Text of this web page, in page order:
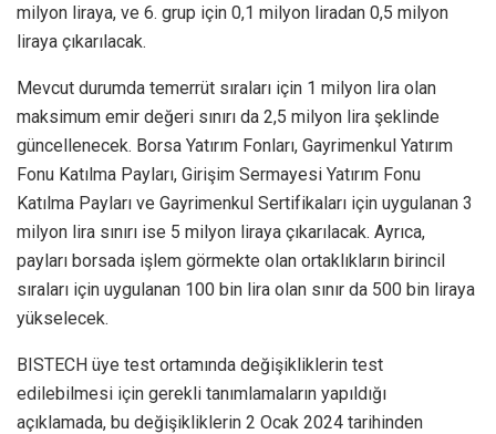
milyon liraya, ve 6. grup için 0,1 milyon liradan 0,5 milyon
liraya çıkarılacak.
Mevcut durumda temerrüt sıraları için 1 milyon lira olan
maksimum emir değeri sınırı da 2,5 milyon lira şeklinde
güncellenecek. Borsa Yatırım Fonları, Gayrimenkul Yatırım
Fonu Katılma Payları, Girişim Sermayesi Yatırım Fonu
Katılma Payları ve Gayrimenkul Sertifikaları için uygulanan 3
milyon lira sınırı ise 5 milyon liraya çıkarılacak. Ayrıca,
payları borsada işlem görmekte olan ortaklıkların birincil
sıraları için uygulanan 100 bin lira olan sınır da 500 bin liraya
yükselecek.
BISTECH üye test ortamında değişikliklerin test
edilebilmesi için gerekli tanımlamaların yapıldığı
açıklamada, bu değişikliklerin 2 Ocak 2024 tarihinden